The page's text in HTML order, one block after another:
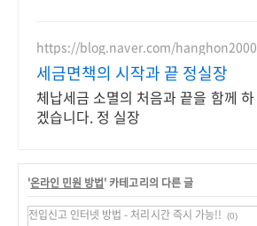
어떤 상황이던 가능
https://blog.naver.com/hanghon2000
세금면책의 시작과 끝 정실장
체납세금 소멸의 처음과 끝을 함께 하
겠습니다. 정 실장
'온라인 민원 방법' 카테고리의 다른 글
전입신고 인터넷 방법 - 처리시간 즉시 가능!!
(0)